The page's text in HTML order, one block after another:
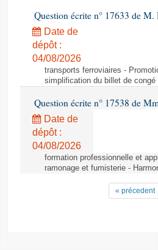
Question écrite n° 17633 de M.
Date de
dépôt :
04/08/2026
transports ferroviaires -
simplification du billet de congé
Question écrite n° 17538 de
Date de
dépôt :
04/08/2026
formation professionnelle et
ramonage et fumisterie -
« précedent